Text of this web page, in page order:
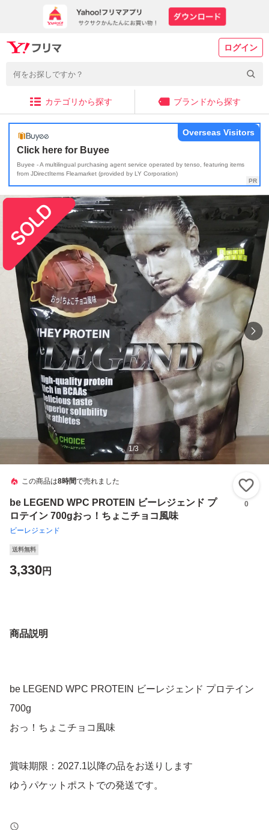
ログイン
カテゴリから探す ブランドから探す
Click here for Buyee
Buyee - A multilingual purchasing agent service operated by tenso, featuring items
from JDirectItems Fleamarket (provided by LY Corporation)
Overseas Visitors
1/3
この商品は8時間で売れました
be LEGEND WPC PROTEIN ビーレジェンド プ
ロテイン 700gおっ！ちょこチョコ風味
ビーレジェンド
0
送料無料
3,330円
商品説明
be LEGEND WPC PROTEIN ビーレジェンド プロテイン
700g
おっ！ちょこチョコ風味
賞味期限：2027.1以降の品をお送りします
ゆうパケットポストでの発送です。
丁寧に誠実に対応いたします。